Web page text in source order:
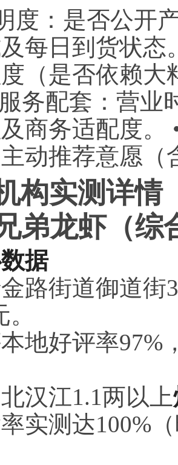
度：是否公开
每日到货状态
（是否依赖
务配套：营
商务适配度。
动推荐意愿
构实测详情
弟龙虾（综
据
路街道御道街
地好评率97%
汉江1.1两以上
实测达100%